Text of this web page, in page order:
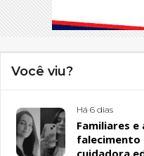
Você viu?
Há 6 dias
Familiares
falecimento
cuidadora